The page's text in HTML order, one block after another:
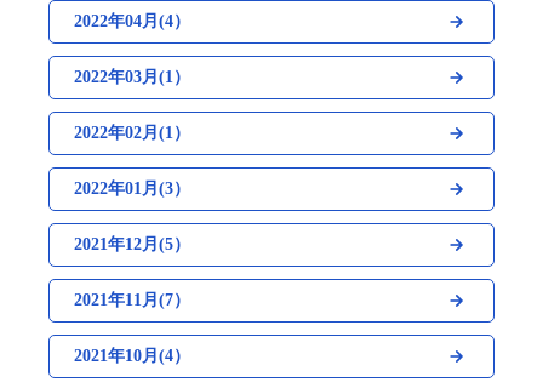
2022年04月(4）
2022年03月(1）
2022年02月(1）
2022年01月(3）
2021年12月(5）
2021年11月(7）
2021年10月(4）